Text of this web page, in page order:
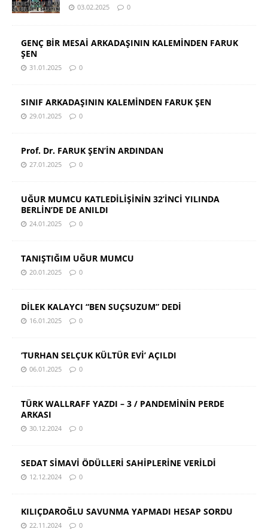
03.02.2025 0
GENÇ BİR MESAİ ARKADAŞININ KALEMİNDEN FARUK
ŞEN
31.01.2025 0
SINIF ARKADAŞININ KALEMİNDEN FARUK ŞEN
29.01.2025 0
Prof. Dr. FARUK ŞEN’İN ARDINDAN
27.01.2025 0
UĞUR MUMCU KATLEDİLİŞİNİN 32’İNCİ YILINDA
BERLİN’DE DE ANILDI
24.01.2025 0
TANIŞTIĞIM UĞUR MUMCU
20.01.2025 0
DİLEK KALAYCI “BEN SUÇSUZUM” DEDİ
16.01.2025 0
‘TURHAN SELÇUK KÜLTÜR EVİ’ AÇILDI
06.01.2025 0
TÜRK WALLRAFF YAZDI – 3 / PANDEMİNİN PERDE
ARKASI
30.12.2024 0
SEDAT SİMAVİ ÖDÜLLERİ SAHİPLERİNE VERİLDİ
12.12.2024 0
KILIÇDAROĞLU SAVUNMA YAPMADI HESAP SORDU
22.11.2024 0